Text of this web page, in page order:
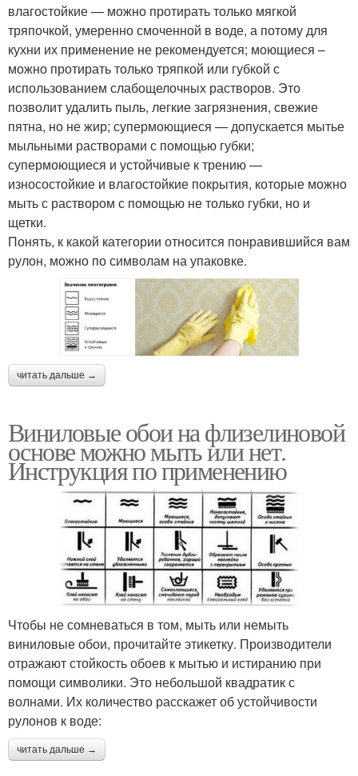
влагостойкие — можно протирать только мягкой
тряпочкой, умеренно смоченной в воде, а потому для
кухни их применение не рекомендуется; моющиеся –
можно протирать только тряпкой или губкой с
использованием слабощелочных растворов. Это
позволит удалить пыль, легкие загрязнения, свежие
пятна, но не жир; супермоющиеся — допускается мытье
мыльными растворами с помощью губки;
супермоющиеся и устойчивые к трению —
износостойкие и влагостойкие покрытия, которые можно
мыть с раствором с помощью не только губки, но и
щетки.
Понять, к какой категории относится понравившийся вам
рулон, можно по символам на упаковке.
читать дальше →
Виниловые обои на флизелиновой
основе можно мыть или нет.
Инструкция по применению
Чтобы не сомневаться в том, мыть или немыть
виниловые обои, прочитайте этикетку. Производители
отражают стойкость обоев к мытью и истиранию при
помощи символики. Это небольшой квадратик с
волнами. Их количество расскажет об устойчивости
рулонов к воде:
читать дальше →